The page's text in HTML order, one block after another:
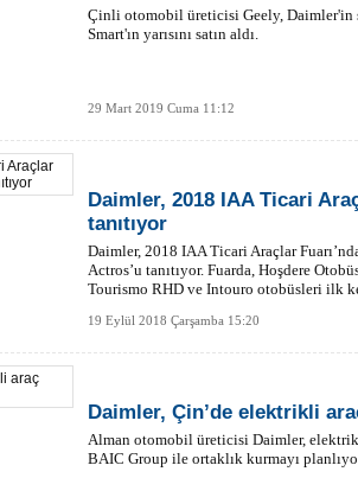
Çinli otomobil üreticisi Geely,
Smart'ın yarısını satın aldı.
29 Mart 2019 Cuma 11:12
Daimler, 2018 IAA Ticari
tanıtıyor
Daimler, 2018 IAA Ticari Araçlar
Actros’u tanıtıyor. Fuarda, Hoşdere
Tourismo RHD ve Intouro otobüsleri ilk
19 Eylül 2018 Çarşamba 15:20
Daimler, Çin’de elektrikli
Alman otomobil üreticisi Daimler,
BAIC Group ile ortaklık kurmayı